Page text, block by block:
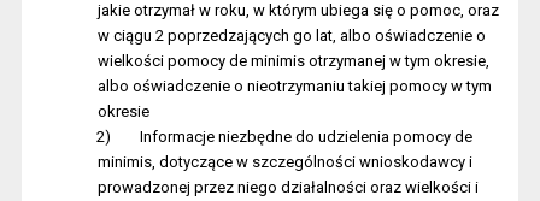
jakie otrzymał w roku, w którym ubiega się o pomoc, oraz
w ciągu 2 poprzedzających go lat, albo oświadczenie o
wielkości pomocy de minimis otrzymanej w tym okresie,
albo oświadczenie o nieotrzymaniu takiej pomocy w tym
okresie
2)
Informacje niezbędne do udzielenia pomocy de
minimis, dotyczące w szczególności wnioskodawcy i
prowadzonej przez niego działalności oraz wielkości i